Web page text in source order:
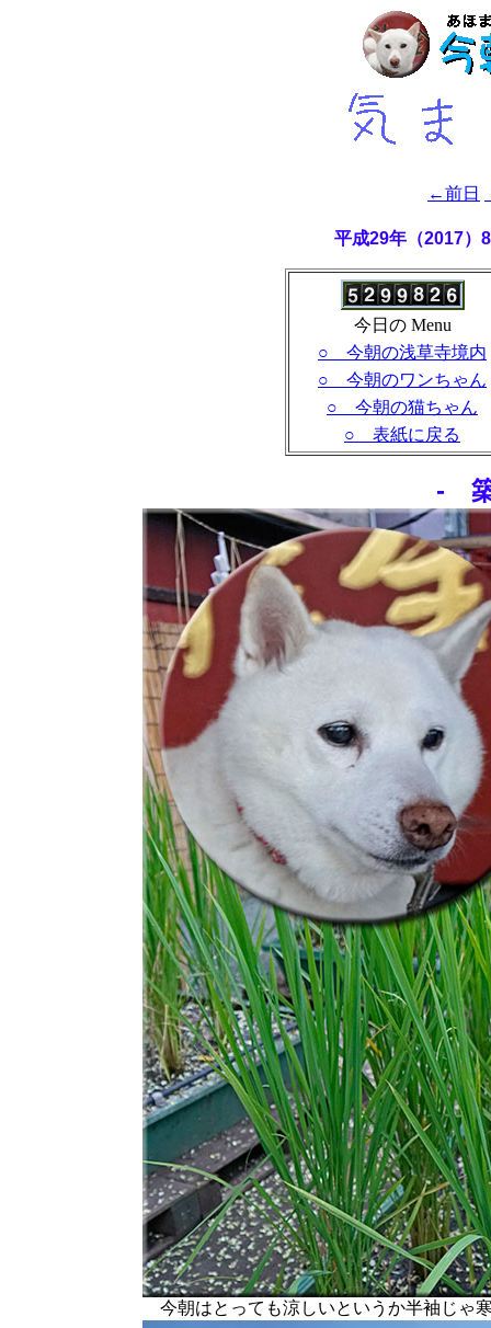
←前日
平成29年（2017
今日の Menu
○ 今朝の浅草寺境内
○ 今朝のワンちゃん
○ 今朝の猫ちゃん
○ 表紙に戻る
-
今朝はとっても涼しいというか半袖じゃ